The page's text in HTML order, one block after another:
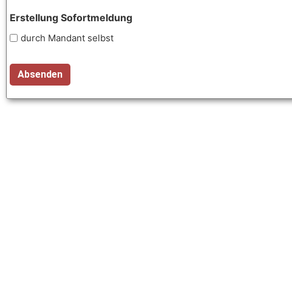
Erstellung Sofortmeldung
durch Mandant selbst